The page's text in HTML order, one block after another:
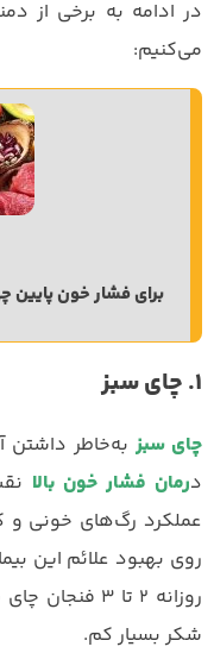
در ادامه به برخی از
می‌کنیم:
برای فشار خون پایین چی بخوریم؟ 14 غذا
1. چای سبز
چای سبز به‌خاطر داشتن
درمان فشار خون بالا
عملکرد رگ‌های خونی و
روی بهبود علائم این
روزانه 2 تا
شکر بسیار کم.